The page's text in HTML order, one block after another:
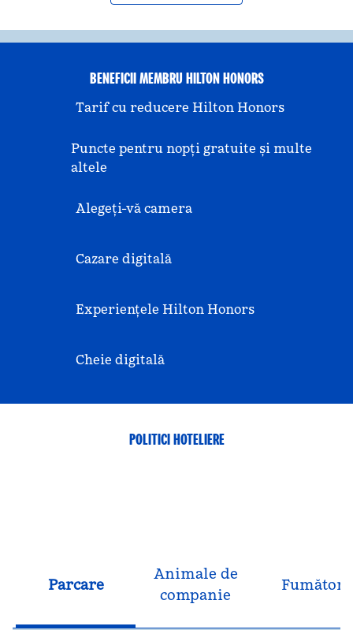
BENEFICII MEMBRU HILTON HONORS
Tarif cu reducere Hilton Honors
Puncte pentru nopți gratuite și multe
altele
Alegeți-vă camera
Cazare digitală
Experiențele Hilton Honors
Cheie digitală
POLITICI HOTELIERE
Parcare
Animale de
companie
Fumători